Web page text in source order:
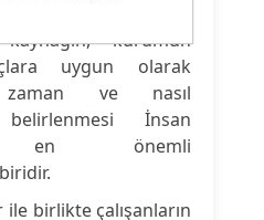
kurumun
uygun olarak
ve nasıl
belirlenmesi İnsan
en önemli
birlikte çalışanların